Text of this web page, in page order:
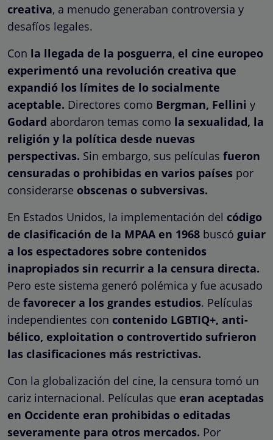
creativa, a menudo generaban controversia y
desafíos legales.
Con la llegada de la posguerra, el cine europeo
experimentó una revolución creativa que
expandió los límites de lo socialmente
aceptable. Directores como Bergman, Fellini y
Godard abordaron temas como la sexualidad, la
religión y la política desde nuevas
perspectivas. Sin embargo, sus películas fueron
censuradas o prohibidas en varios países por
considerarse obscenas o subversivas.
En Estados Unidos, la implementación del código
de clasificación de la MPAA en 1968 buscó guiar
a los espectadores sobre contenidos
inapropiados sin recurrir a la censura directa.
Pero este sistema generó polémica y fue acusado
de favorecer a los grandes estudios. Películas
independientes con contenido LGBTIQ+, anti-
bélico, exploitation o controvertido sufrieron
las clasificaciones más restrictivas.
Con la globalización del cine, la censura tomó un
cariz internacional. Películas que eran aceptadas
en Occidente eran prohibidas o editadas
severamente para otros mercados. Por